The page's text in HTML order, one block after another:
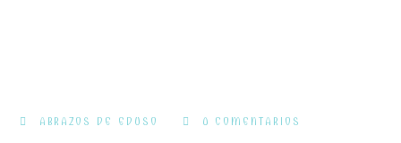
ABRAZOS DE EDUSO 0 COMENTARIOS